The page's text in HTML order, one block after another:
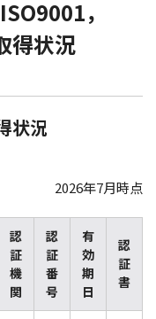
，
得状況
状況
2026年7月時点
認
証
機
関
認
証
番
号
有
効
期
日
認
証
書